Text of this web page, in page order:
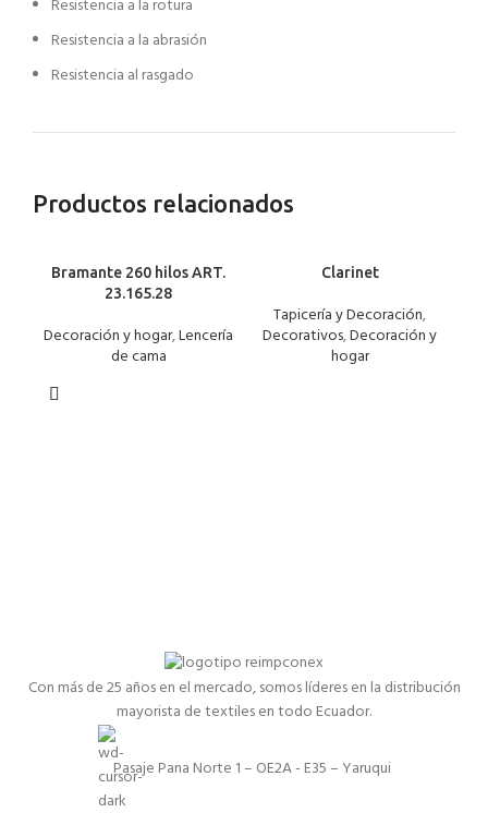
Resistencia a la rotura
Resistencia a la abrasión
Resistencia al rasgado
Productos relacionados
Bramante 260 hilos ART.
23.165.28
Decoración y hogar,Lencería
de cama
Clarinet
Tapicería y Decoración,
Decorativos,Decoración y
hogar
Con más de 25 años en el mercado, somos líderes en la distribución
mayorista de textiles en todo Ecuador.
Pasaje Pana Norte 1 – OE2A - E35 – Yaruqui